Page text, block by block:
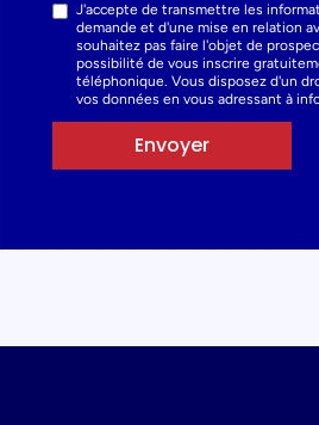
J'accepte de transmettre les
demande et d'une mise en relation
souhaitez pas faire l'objet de
possibilité de vous inscrire
téléphonique. Vous disposez d'un
vos données en vous adressant à
Envoyer